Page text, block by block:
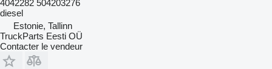
4042282 504203276
diesel
Estonie, Tallinn
TruckParts Eesti OÜ
Contacter le vendeur